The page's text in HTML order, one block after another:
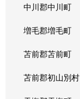
中川郡中川町
増毛郡増毛町
苫前郡苫前町
苫前郡初山別村